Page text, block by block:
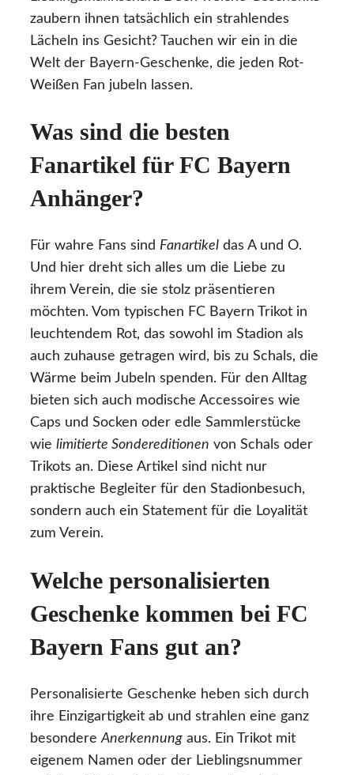
zaubern ihnen tatsächlich ein strahlendes
Lächeln ins Gesicht? Tauchen wir ein in die
Welt der Bayern-Geschenke, die jeden Rot-
Weißen Fan jubeln lassen.
Was sind die besten
Fanartikel für FC Bayern
Anhänger?
Für wahre Fans sind Fanartikel das A und O.
Und hier dreht sich alles um die Liebe zu
ihrem Verein, die sie stolz präsentieren
möchten. Vom typischen FC Bayern Trikot in
leuchtendem Rot, das sowohl im Stadion als
auch zuhause getragen wird, bis zu Schals, die
Wärme beim Jubeln spenden. Für den Alltag
bieten sich auch modische Accessoires wie
Caps und Socken oder edle Sammlerstücke
wie limitierte Sondereditionen von Schals oder
Trikots an. Diese Artikel sind nicht nur
praktische Begleiter für den Stadionbesuch,
sondern auch ein Statement für die Loyalität
zum Verein.
Welche personalisierten
Geschenke kommen bei FC
Bayern Fans gut an?
Personalisierte Geschenke heben sich durch
ihre Einzigartigkeit ab und strahlen eine ganz
besondereAnerkennung aus. Ein Trikot mit
eigenem Namen oder der Lieblingsnummer